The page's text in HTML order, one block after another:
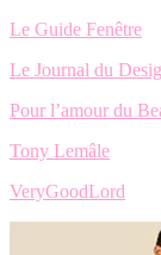
Le Guide Fenêtre
Le Journal du
Pour l’amour du
Tony Lemâle
VeryGoodLord